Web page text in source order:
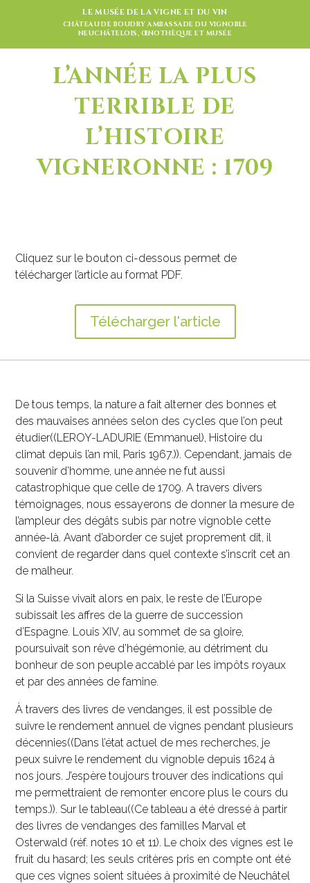
LE MUSÉE DE LA VIGNE ET DU VIN
CHÂTEAU DE BOUDRY AMBASSADE DU VIGNOBLE
NEUCHÂTELOIS, ŒNOTHÈQUE ET MUSÉE
L’ANNÉE LA PLUS
TERRIBLE DE
L’HISTOIRE
VIGNERONNE : 1709
Cliquez sur le bouton ci-dessous permet de
télécharger l’article au format PDF.
Télécharger l'article
De tous temps, la nature a fait alterner des bonnes et
des mauvaises années selon des cycles que l’on peut
étudier((LEROY-LADURIE (Emmanuel), Histoire du
climat depuis l’an mil, Paris 1967.)). Cependant, jamais de
souvenir d’homme, une année ne fut aussi
catastrophique que celle de 1709. A travers divers
témoignages, nous essayerons de donner la mesure de
l’ampleur des dégâts subis par notre vignoble cette
année-là. Avant d’aborder ce sujet proprement dit, il
convient de regarder dans quel contexte s’inscrit cet an
de malheur.
Si la Suisse vivait alors en paix, le reste de l’Europe
subissait les affres de la guerre de succession
d’Espagne. Louis XIV, au sommet de sa gloire,
poursuivait son rêve d’hégémonie, au détriment du
bonheur de son peuple accablé par les impôts royaux
et par des années de famine.
À travers des livres de vendanges, il est possible de
suivre le rendement annuel de vignes pendant plusieurs
décennies((Dans l’état actuel de mes recherches, je
peux suivre le rendement du vignoble depuis 1624 à
nos jours. J’espère toujours trouver des indications qui
me permettraient de remonter encore plus le cours du
temps.)). Sur le tableau((Ce tableau a été dressé à partir
des livres de vendanges des familles Marval et
Osterwald (réf. notes 10 et 11). Le choix des vignes est le
fruit du hasard; les seuls critères pris en compte ont été
que ces vignes soient situées à proximité de Neuchâtel